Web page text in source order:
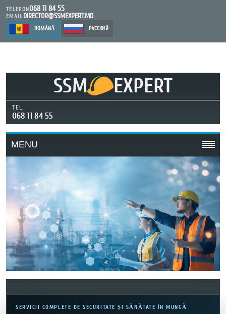
TELEFON068 11 84 55
EMAIL DIRECTOR@SSMEXPERT.MD
ROMÂNĂ РУССКИЙ
SSM EXPERT
TEL.
068 11 84 55
MENU
SERVICII COMPLETE DE SECURITATE ȘI SĂNĂTATE ÎN MUNCĂ